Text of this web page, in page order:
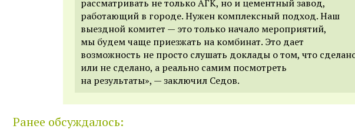
рассматривать не только АГК, но и цементный завод,
работающий в городе. Нужен комплексный подход. Наш
выездной комитет — это только начало мероприятий,
мы будем чаще приезжать на комбинат. Это дает
возможность не просто слушать доклады о том, что
или не сделано, а реально самим посмотреть
на результаты», — заключил Седов.
Ранее обсуждалось: